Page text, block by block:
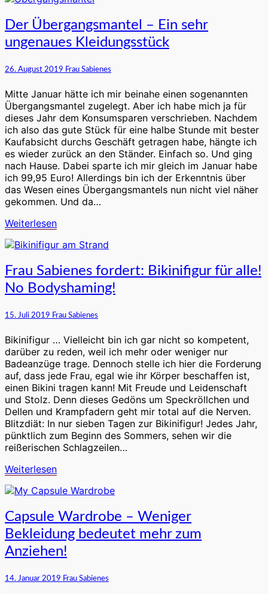
Der
Übergangsmantel
–
sehr
Kleidungsstück
Der Übergangsmantel – Ein sehr
ungenaues Kleidungsstück
26. August 2019 Frau Sabienes
Mitte Januar hätte ich mir beinahe einen sogenannten
Übergangsmantel zugelegt. Aber ich habe mich ja für
dieses Jahr dem Konsumsparen verschrieben. Nachdem
ich also das gute Stück für eine halbe Stunde mit bester
Kaufabsicht durchs Geschäft getragen habe, hängte ich
es wieder zurück an den Ständer. Einfach so. Und ging
nach Hause. Dabei sparte ich mir gleich im Januar habe
ich 99,95 Euro! Allerdings bin ich der Erkenntnis über
das Wesen eines Übergangsmantels nun nicht viel näher
gekommen. Und da…
WeiterlesenWeiterlesen
Frau
Sabienes
fordert:
für
No
Bodyshaming!
Frau Sabienes fordert: Bikinifigur für alle!
No Bodyshaming!
15. Juli 2019 Frau Sabienes
Bikinifigur … Vielleicht bin ich gar nicht so kompetent,
darüber zu reden, weil ich mehr oder weniger nur
Badeanzüge trage. Dennoch stelle ich hier die Forderung
auf, dass jede Frau, egal wie ihr Körper beschaffen ist,
einen Bikini tragen kann! Mit Freude und Leidenschaft
und Stolz. Denn dieses Gedöns um Speckröllchen und
Dellen und Krampfadern geht mir total auf die Nerven.
Blitzdiät: In nur sieben Tagen zur Bikinifigur! Jedes Jahr,
pünktlich zum Beginn des Sommers, sehen wir die
reißerischen Schlagzeilen…
WeiterlesenWeiterlesen
Capsule
Wardrobe
–
Weniger
Bekleidung
bedeutet
mehr
Capsule Wardrobe – Weniger
Bekleidung bedeutet mehr zum
Anziehen!
14. Januar 2019 Frau Sabienes